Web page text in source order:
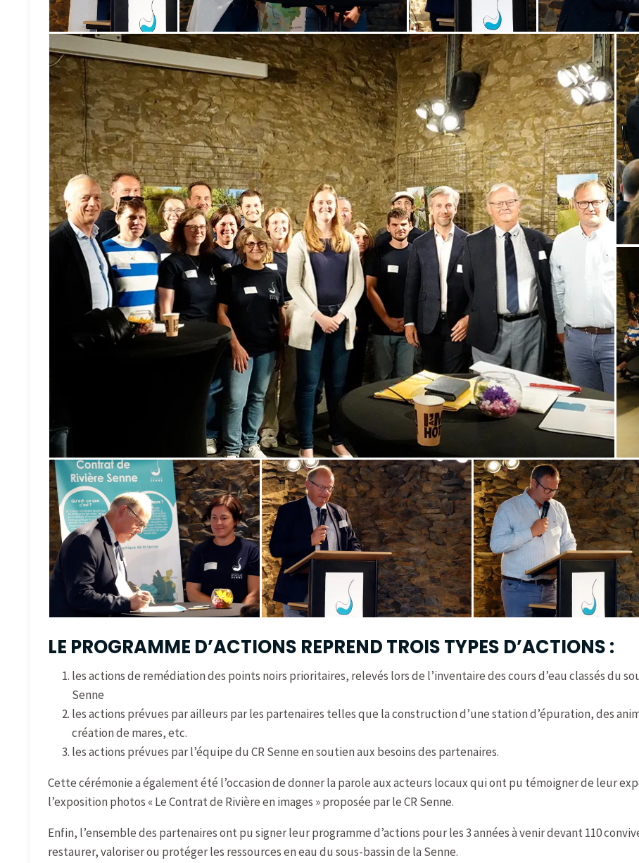
LE PROGRAMME D’ACTIONS REPREND TROIS TYPES D’ACTIONS :
les actions de remédiation des points noirs prioritaires, relevés lors de l’inventaire des cours d’eau classés du
Senne
les actions prévues par ailleurs par les partenaires telles que la construction d’une station d’épuration, des
création de mares, etc.
les actions prévues par l’équipe du CR Senne en soutien aux besoins des partenaires.
Cette cérémonie a également été l’occasion de donner la parole aux acteurs locaux qui ont pu témoigner de leur
l’exposition photos « Le Contrat de Rivière en images » proposée par le CR Senne.
Enfin, l’ensemble des partenaires ont pu signer leur programme d’actions pour les 3 années à venir devant 110
restaurer, valoriser ou protéger les ressources en eau du sous-bassin de la Senne.